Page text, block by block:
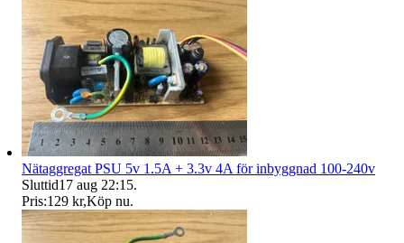
Nätaggregat PSU 5v 1.5A + 3.3v 4A för inbyggnad 100-240v
Sluttid17 aug 22:15.
Pris:129 kr,Köp nu.